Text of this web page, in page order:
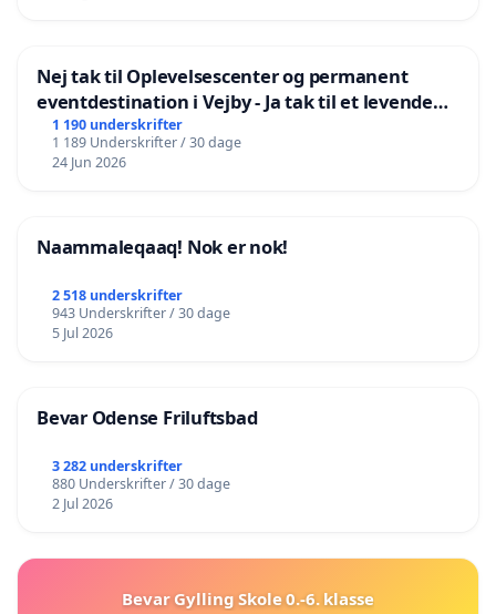
Nej tak til Oplevelsescenter og permanent
eventdestination i Vejby - Ja tak til et levende
lokalområde i balance
1 190 underskrifter
1 189 Underskrifter / 30 dage
24 Jun 2026
Naammaleqaaq! Nok er nok!
2 518 underskrifter
943 Underskrifter / 30 dage
5 Jul 2026
Bevar Odense Friluftsbad
3 282 underskrifter
880 Underskrifter / 30 dage
2 Jul 2026
Bevar Gylling Skole 0.-6. klasse